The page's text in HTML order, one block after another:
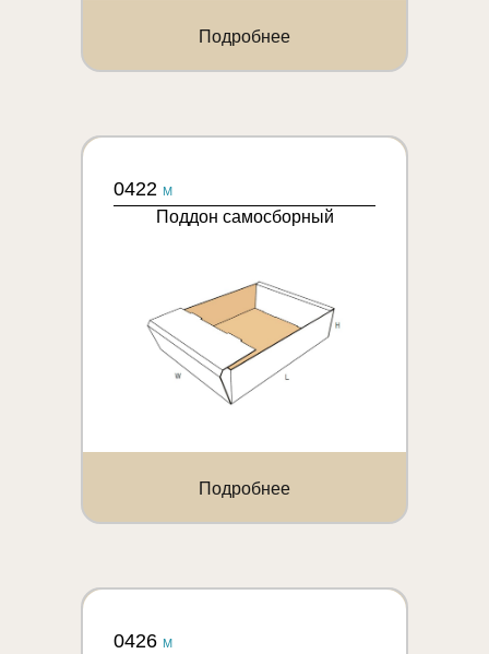
Подробнее
0422 M
Поддон самосборный
Подробнее
0426 M